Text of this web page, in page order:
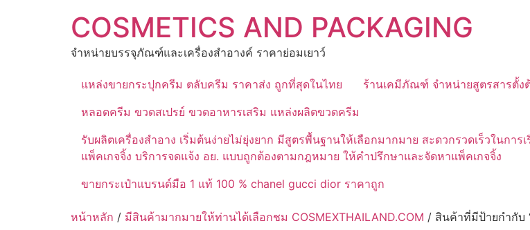
COSMETICS AND PACKAGING
จำหน่ายบรรจุภัณฑ์และเครื่องสำอางค์ ราคาย่อมเยาว์
แหล่งขายกระปุกครีม ตลับครีม ราคาส่ง ถูกที่สุดในไทย
ร้านเคมีภัณฑ์ จำหน่ายสูตรสารตั้ง
หลอดครีม ขวดสเปรย์ ขวดอาหารเสริม แหล่งผลิตขวดครีม
รับผลิตเครื่องสำอาง เริ่มต้นง่ายไม่ยุ่งยาก มีสูตรพื้นฐานให้เลือกมากมาย สะดวกรวดเร็วใน
แพ็คเกจจิ้ง บริการจดแจ้ง อย. แบบถูกต้องตามกฎหมาย ให้คำปรึกษาและจัดหาแพ็คเกจจิ้ง
ขายกระเป๋าแบรนด์มือ 1 แท้ 100 % chanel gucci dior ราคาถูก
หน้าหลัก / มีสินค้ามากมายให้ท่านได้เลือกชม COSMEXTHAILAND.COM / สินค้าที่มีป้ายกำกับ